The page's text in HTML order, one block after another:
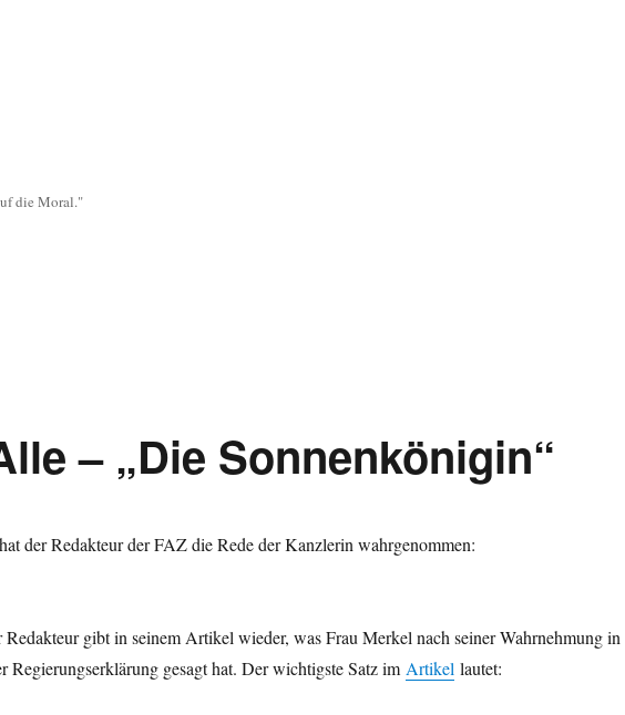
die Moral."
– „Die Sonnenkönigin“
der Redakteur der FAZ die Rede der Kanzlerin wahrgenommen:
Redakteur gibt in seinem Artikel wieder, was Frau Merkel nach seiner Wahrnehmung in
Regierungserklärung gesagt hat. Der wichtigste Satz im Artikellautet: